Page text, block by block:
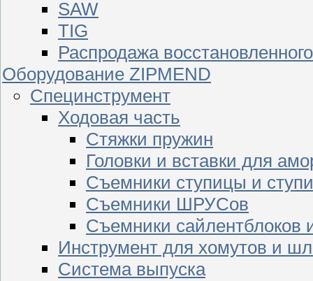
SAW
TIG
Распродажа
Оборудование ZIPMEND
Специнструмент
Ходовая часть
Стяжки пружин
Головки и вставки для
Съемники ступицы и
Съемники ШРУСов
Съемники сайлентблоков
Инструмент для хомутов и
Система выпуска